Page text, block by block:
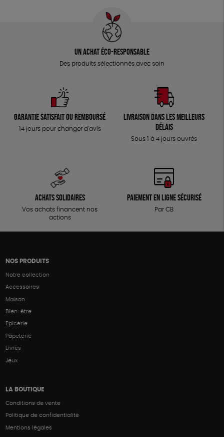
Un achat éco-responsable
Des produits sélectionnés avec soin
Garantie satisfait ou remboursé
14 jours pour changer d'avis
Livraison dans les meilleurs
délais
Sous 1 à 4 jours ouvrés
Achats solidaires
Vos achats financent nos
actions
Paiement en ligne sécurisé
Par CB
NOS PRODUITS
Notre collection
Accessoires
Maison
Bien-être
Epicerie
Papeterie
Livres
Jeux
LA BOUTIQUE
Conditions de vente
Politique de confidentialité
Mentions légales